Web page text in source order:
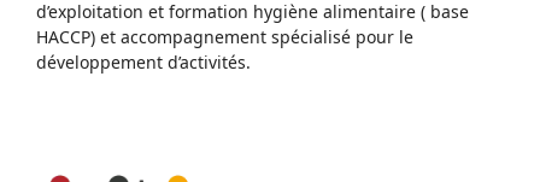
d’exploitation et formation hygiène alimentaire ( base
HACCP) et accompagnement spécialisé pour le
développement d’activités.